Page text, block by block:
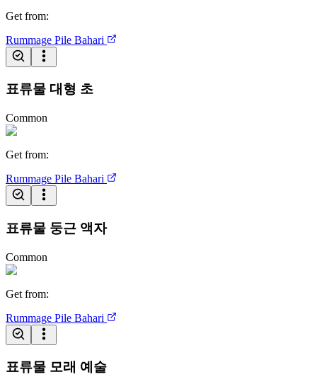
Get from:
Rummage Pile Bahari
표류물 대형 초
Common
Get from:
Rummage Pile Bahari
표류물 둥근 액자
Common
Get from:
Rummage Pile Bahari
표류물 모래 예술